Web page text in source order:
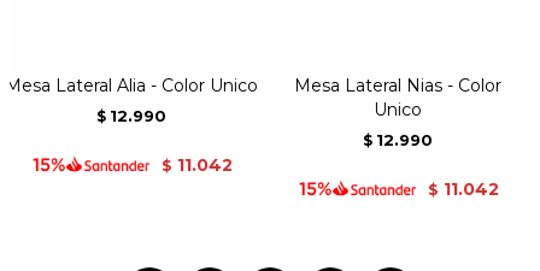
Mesa Lateral Alia - Color Unico
$ 12.990
$ 11.042
Mesa Lateral Nias - Color
Unico
$ 12.990
$ 11.042